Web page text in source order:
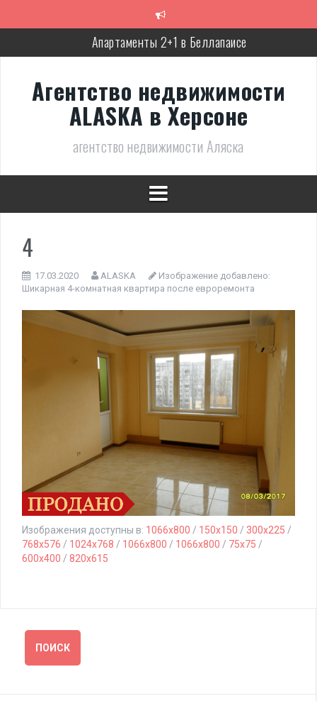
Апартаменты 2+1 в Беллапаисе
Трёхспальная вилла в комплексе в Лапте
Современная, полностью готовая вилла в Алсанджаке
Люкс вилла с дизайнерским ремонтом
Великолепное бунгало в Фамагусте
Агентство недвижимости
ALASKA в Херсоне
агентство недвижимости Аляска
4
17.03.2020 ALASKA
Изображение добавлено:
Шикарная 4-комнатная квартира после евроремонта
Изображения доступны в: 1066x800 / 150x150 / 300x225 /
768x576 / 1024x768 / 1066x800 / 1066x800 / 75x75 /
600x400 / 820x615